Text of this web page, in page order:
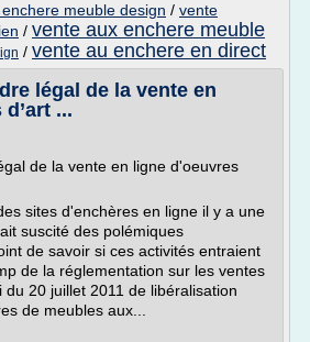
meuble design / vente
/ vente aux enchere meuble
/ vente au enchere en direct
légal de la vente en
...
de la vente en ligne d'oeuvres
sites d'enchères en ligne il y a une
suscité des polémiques
de savoir si ces activités entraient
de la réglementation sur les ventes
20 juillet 2011 de libéralisation
de meubles aux...